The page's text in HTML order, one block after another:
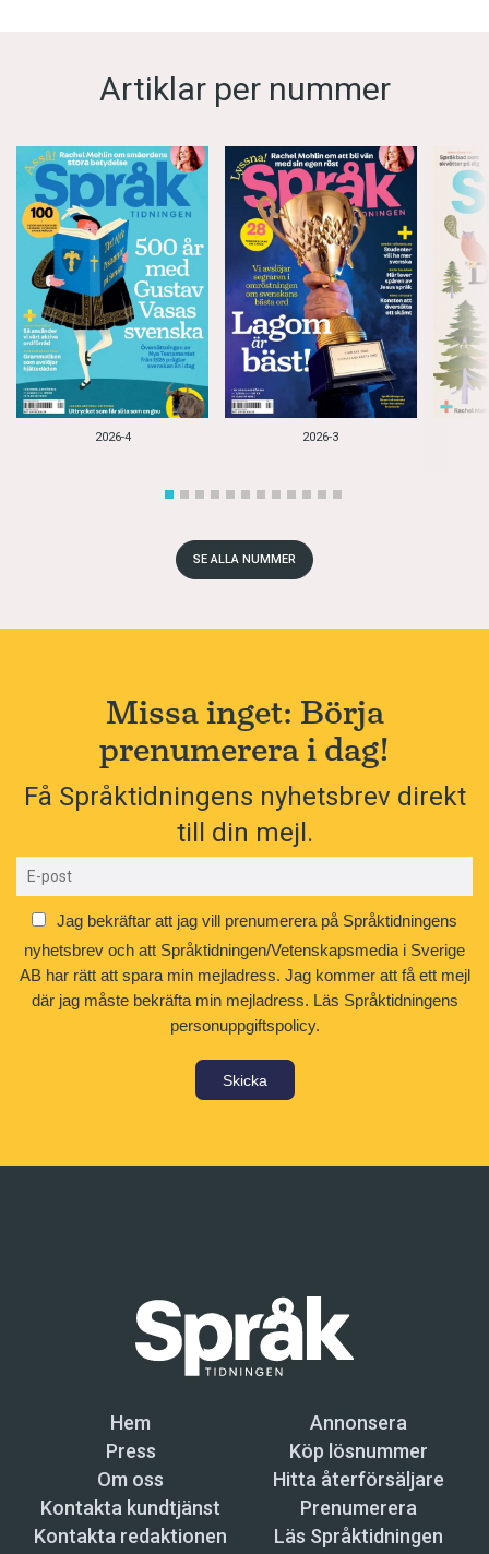
Artiklar per nummer
2026-4 2026-3
SE ALLA NUMMER
Missa inget: Börja
prenumerera i dag!
Få Språktidningens nyhetsbrev direkt
till din mejl.
Jag bekräftar att jag vill prenumerera på Språktidningens
nyhetsbrev och att Språktidningen/Vetenskapsmedia i Sverige
AB har rätt att spara min mejladress. Jag kommer att få ett mejl
där jag måste bekräfta min mejladress. Läs Språktidningens
personuppgiftspolicy.
Skicka
Hem
Annonsera
Press
Köp lösnummer
Om oss
Hitta återförsäljare
Kontakta kundtjänst
Prenumerera
Kontakta redaktionen
Läs Språktidningen